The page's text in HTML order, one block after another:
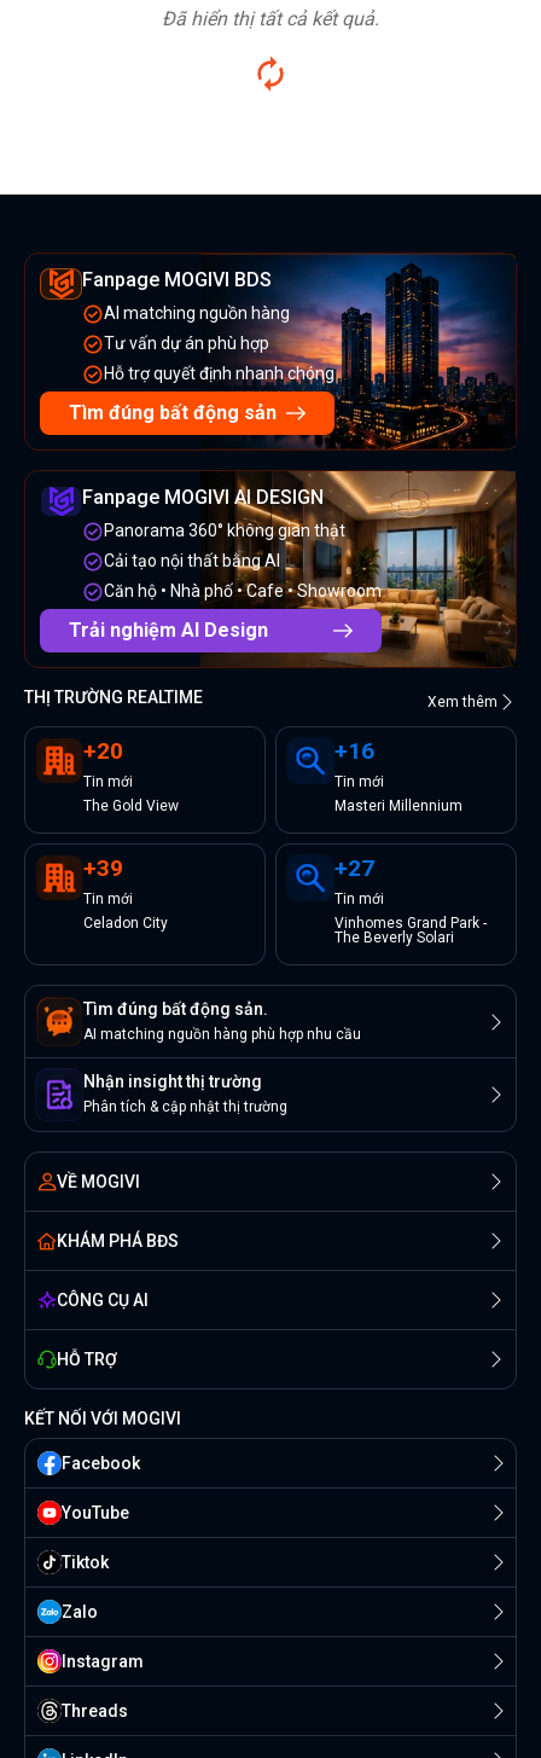
Đã hiển thị tất cả kết quả.
Fanpage MOGIVI BDS
AI matching nguồn hàng
Tư vấn dự án phù hợp
Hỗ trợ quyết định nhanh chóng
Tìm đúng bất động sản
Fanpage MOGIVI AI DESIGN
Panorama 360° không gian thật
Cải tạo nội thất bằng AI
Căn hộ • Nhà phố • Cafe • Showroom
Trải nghiệm AI Design
THỊ TRƯỜNG REALTIME Xem thêm
+20
Tin mới
The Gold View
+16
Tin mới
Masteri Millennium
+39
Tin mới
Celadon City
+27
Tin mới
Vinhomes Grand Park -
The Beverly Solari
Tìm đúng bất động sản.
AI matching nguồn hàng phù hợp nhu cầu
Nhận insight thị trường
Phân tích & cập nhật thị trường
VỀ MOGIVI
KHÁM PHÁ BĐS
CÔNG CỤ AI
HỖ TRỢ
KẾT NỐI VỚI MOGIVI
Facebook
YouTube
Tiktok
Zalo
Instagram
Threads